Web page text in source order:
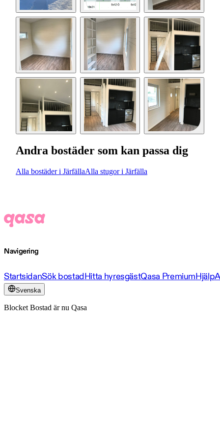
Andra bostäder som kan passa dig
Alla bostäder i JärfällaAlla stugor i Järfälla
Navigering
StartsidanSök bostadHitta hyresgästQasa PremiumHjälp
Svenska
Blocket Bostad är nu Qasa